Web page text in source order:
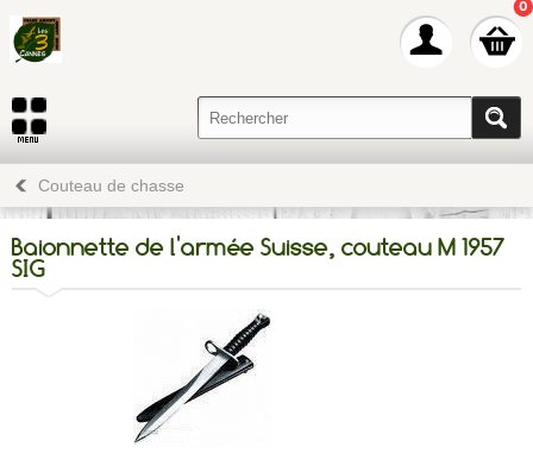
0
Couteau de chasse
Baionnette de l'armée Suisse, couteau M 1957
SIG